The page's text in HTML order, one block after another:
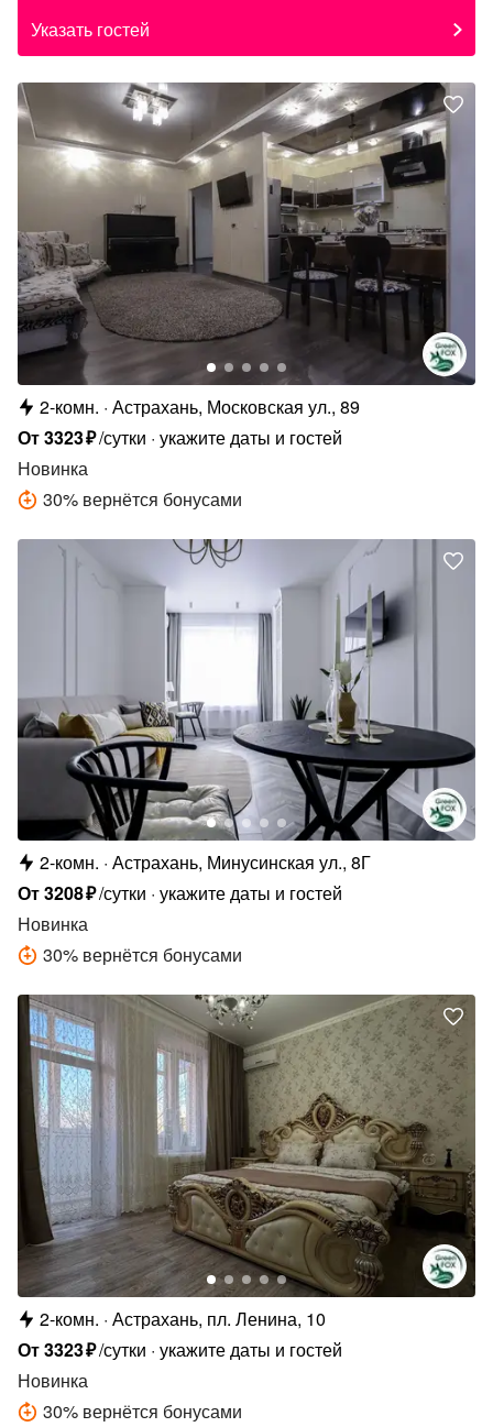
Указать гостей
2-комн. Астрахань, Московская ул., 89
От3323₽/сутки укажите даты и гостей
Новинка
30% вернётся бонусами
2-комн. Астрахань, Минусинская ул., 8Г
От3208₽/сутки укажите даты и гостей
Новинка
30% вернётся бонусами
2-комн. Астрахань, пл. Ленина, 10
От3323₽/сутки укажите даты и гостей
Новинка
30% вернётся бонусами